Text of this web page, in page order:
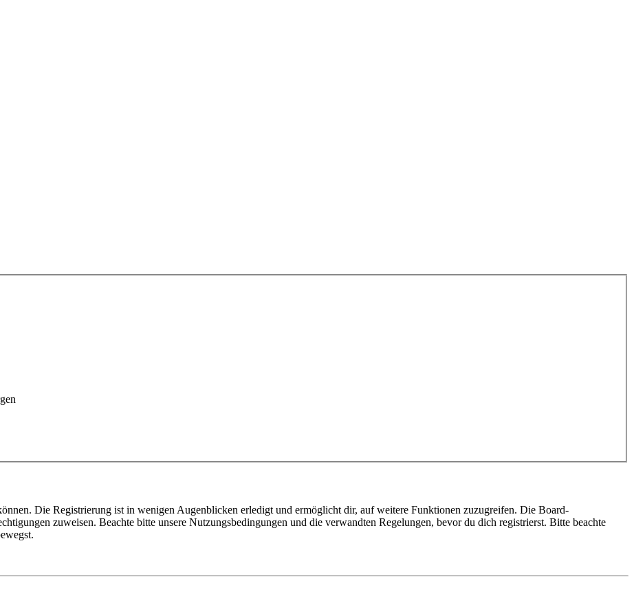
Die Registrierung ist in wenigen Augenblicken erledigt und ermöglicht dir, auf weitere Funktionen zuzugreifen. Die Board-
zuweisen. Beachte bitte unsere Nutzungsbedingungen und die verwandten Regelungen, bevor du dich registrierst. Bitte beachte